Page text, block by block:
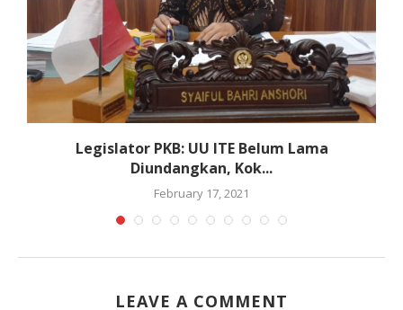
Legislator PKB: UU ITE Belum Lama
Diundangkan, Kok...
February 17, 2021
LEAVE A COMMENT